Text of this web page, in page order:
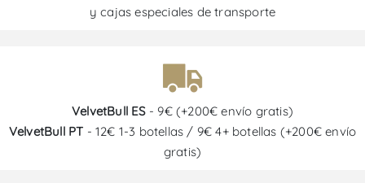
y cajas especiales de transporte
VelvetBull ES- 9€ (+200€ envío gratis)
VelvetBull PT - 12€ 1-3 botellas / 9€ 4+ botellas (+200€ envío
gratis)